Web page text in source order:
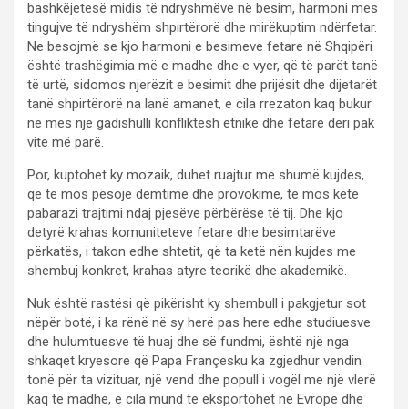
bashkëjetesë midis të ndryshmëve në besim, harmoni mes
tingujve të ndryshëm shpirtërorë dhe mirëkuptim ndërfetar.
Ne besojmë se kjo harmoni e besimeve fetare në Shqipëri
është trashëgimia më e madhe dhe e vyer, që të parët tanë
të urtë, sidomos njerëzit e besimit dhe prijësit dhe dijetarët
tanë shpirtërorë na lanë amanet, e cila rrezaton kaq bukur
në mes një gadishulli konfliktesh etnike dhe fetare deri pak
vite më parë.
Por, kuptohet ky mozaik, duhet ruajtur me shumë kujdes,
që të mos pësojë dëmtime dhe provokime, të mos ketë
pabarazi trajtimi ndaj pjesëve përbërëse të tij. Dhe kjo
detyrë krahas komuniteteve fetare dhe besimtarëve
përkatës, i takon edhe shtetit, që ta ketë nën kujdes me
shembuj konkret, krahas atyre teorikë dhe akademikë.
Nuk është rastësi që pikërisht ky shembull i pakgjetur sot
nëpër botë, i ka rënë në sy herë pas here edhe studiuesve
dhe hulumtuesve të huaj dhe së fundmi, është një nga
shkaqet kryesore që Papa Françesku ka zgjedhur vendin
tonë për ta vizituar, një vend dhe popull i vogël me një vlerë
kaq të madhe, e cila mund të eksportohet në Evropë dhe